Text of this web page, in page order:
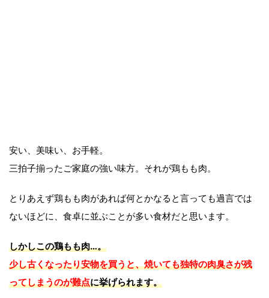
安い、美味い、お手軽。
三拍子揃ったご家庭の強い味方。それが鶏もも肉。
とりあえず鶏もも肉があれば何とかなると言っても過言では
ないほどに、食卓に並ぶことが多い食材だと思います。
しかしこの鶏もも肉…。
少し古くなったり安物を買うと、焼いても独特の肉臭さが残
ってしまうのが難点に挙げられます。